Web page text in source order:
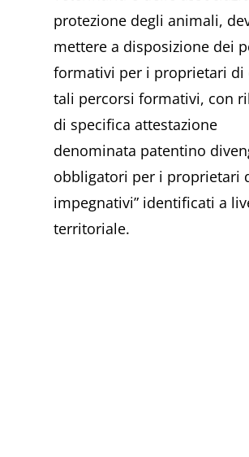
protezione degli animali,
mettere a disposizione dei
formativi per i proprietari di
tali percorsi formativi, con
di specifica attestazione
denominata patentino
obbligatori per i proprietari
impegnativi” identificati a
territoriale.